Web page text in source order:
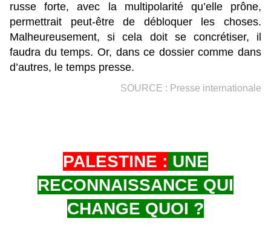
russe forte, avec la multipolarité qu’elle prône,
permettrait peut-être de débloquer les choses.
Malheureusement, si cela doit se concrétiser, il
faudra du temps. Or, dans ce dossier comme dans
d’autres, le temps presse.
SOURCE : Presse internationale
PALESTINE : UNE
RECONNAISSANCE QUI
CHANGE QUOI ?